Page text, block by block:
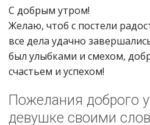
С добрым утром!
Желаю, чтоб с постели
все дела удачно
был улыбками и смехом,
счастьем и успехом!
Пожелания доброго
девушке своими